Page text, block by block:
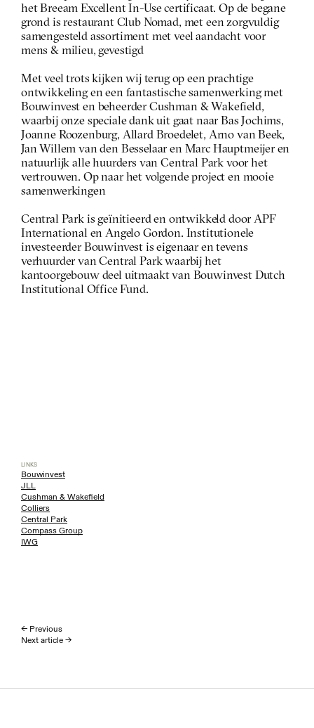
het Breeam Excellent In-Use certificaat. Op de begane
grond is restaurant Club Nomad, met een zorgvuldig
samengesteld assortiment met veel aandacht voor
mens & milieu, gevestigd
Met veel trots kijken wij terug op een prachtige
ontwikkeling en een fantastische samenwerking met
Bouwinvest en beheerder Cushman & Wakefield,
waarbij onze speciale dank uit gaat naar Bas Jochims,
Joanne Roozenburg, Allard Broedelet, Arno van Beek,
Jan Willem van den Besselaar en Marc Hauptmeijer en
natuurlijk alle huurders van Central Park voor het
vertrouwen. Op naar het volgende project en mooie
samenwerkingen
Central Park is geïnitieerd en ontwikkeld door APF
International en Angelo Gordon. Institutionele
investeerder Bouwinvest is eigenaar en tevens
verhuurder van Central Park waarbij het
kantoorgebouw deel uitmaakt van Bouwinvest Dutch
Institutional Office Fund.
LINKS
Bouwinvest
JLL
Cushman & Wakefield
Colliers
Central Park
Compass Group
IWG
← Previous
Next article →